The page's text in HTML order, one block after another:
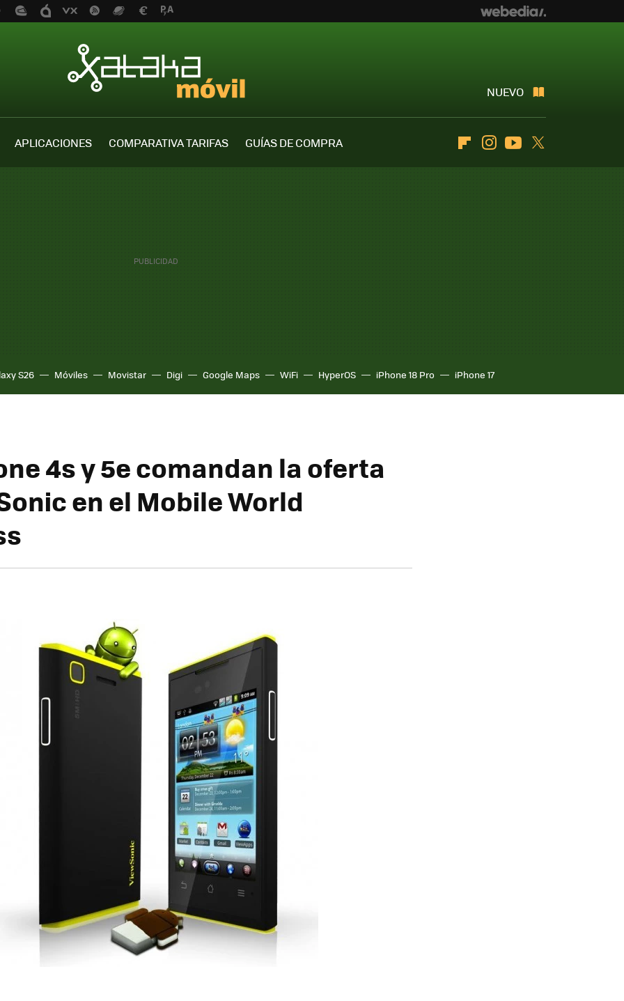
NUEVO
APLICACIONES COMPARATIVA TARIFAS GUÍAS DE COMPRA FlipboardInstagramYoutube
S26 Móviles Movistar Digi Google Maps WiFi HyperOS iPhone 18 Pro iPhone 17
4s y 5e comandan la oferta
en el Mobile World